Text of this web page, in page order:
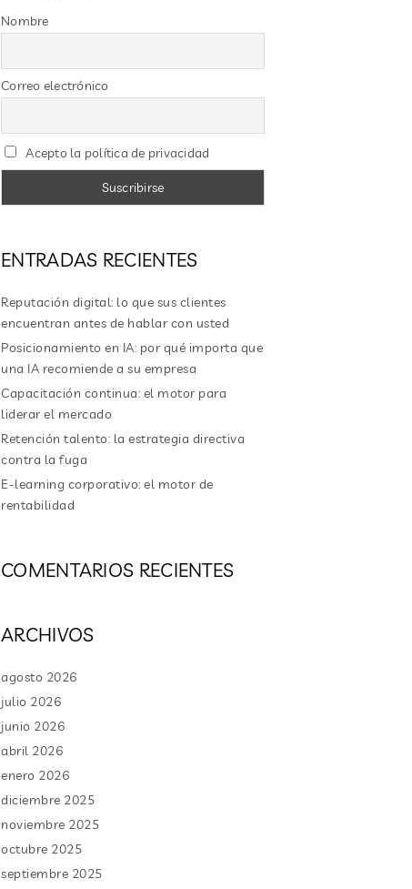
Nombre
Correo electrónico
Acepto la política de privacidad
ENTRADAS RECIENTES
Reputación digital: lo que sus clientes
encuentran antes de hablar con usted
Posicionamiento en IA: por qué importa que
una IA recomiende a su empresa
Capacitación continua: el motor para
liderar el mercado
Retención talento: la estrategia directiva
contra la fuga
E-learning corporativo: el motor de
rentabilidad
COMENTARIOS RECIENTES
ARCHIVOS
agosto 2026
julio 2026
junio 2026
abril 2026
enero 2026
diciembre 2025
noviembre 2025
octubre 2025
septiembre 2025